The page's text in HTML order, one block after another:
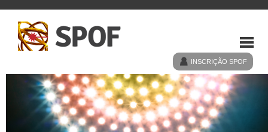
HOME
INSCRIÇÃO SPOF